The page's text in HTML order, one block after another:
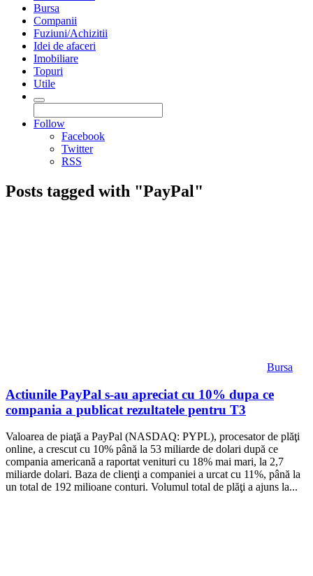
Bursa
Companii
Fuziuni/Achizitii
Idei de afaceri
Imobiliare
Topuri
Utile
Follow
Facebook
Twitter
RSS
Posts tagged with "PayPal"
Bursa
Actiunile PayPal s-au apreciat cu 10% dupa ce
compania a publicat rezultatele pentru T3
Valoarea de piaţă a PayPal (NASDAQ: PYPL), procesator de plăţi
online, a crescut cu 10% până la 53 miliarde de dolari după ce
compania americană a raportat venituri cu 18% mai mari, la 2,7
miliarde dolari. Baza de clienţi a companiei a urcat cu 11%, până la
un total de 192 milioane conturi. Volumul total de plăţi a ajuns la...